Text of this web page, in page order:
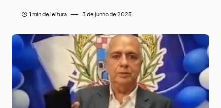
1 min de leitura 3 de junho de 2025